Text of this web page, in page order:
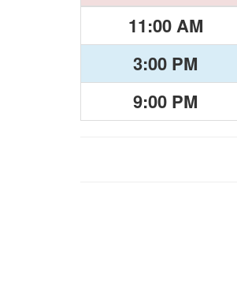
11:00 AM
3:00 PM
9:00 PM